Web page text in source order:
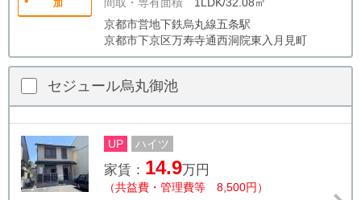
加
京都市営地下鉄烏丸線五条駅
京都市下京区万寿寺通西洞院東入月見町
セジュール烏丸御池
UP ハイツ
家賃： 14.9万円
（共益費・管理費等 8,500円）